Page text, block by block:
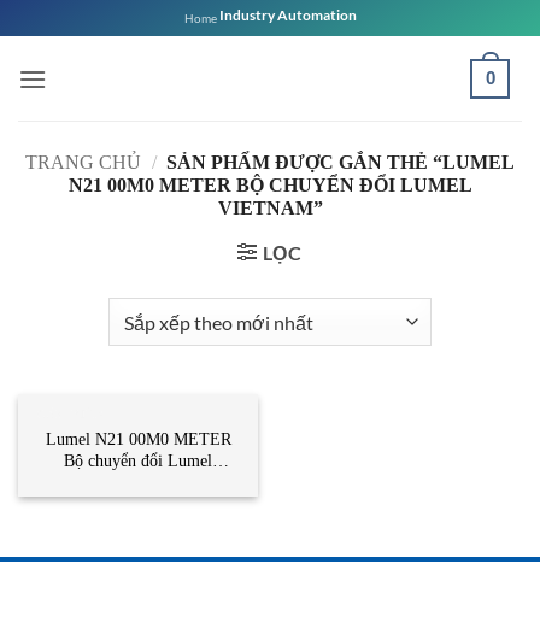
qua
nội
Home Industry Automation
0
TRANG CHỦ / SẢN PHẨM ĐƯỢC GẮN THẺ “LUMEL
N21 00M0 METER BỘ CHUYỂN ĐỔI LUMEL
VIETNAM”
LỌC
Lumel N21 00M0 METER
Bộ chuyển đổi Lumel